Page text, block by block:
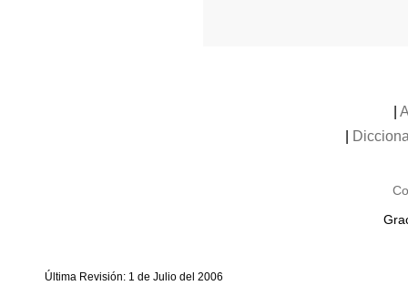
Última Revisión: 1 de Julio del 2006